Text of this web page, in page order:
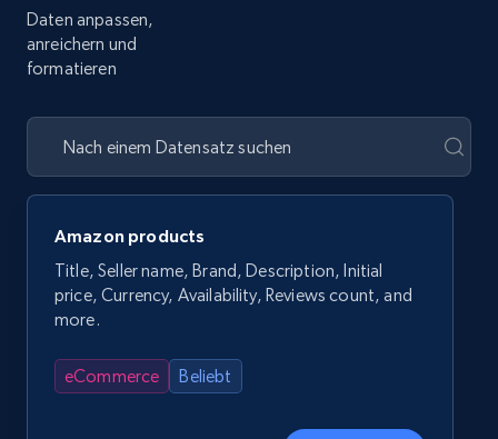
Daten anpassen,
anreichern und
formatieren
Amazon products
Title, Seller name, Brand, Description, Initial
price, Currency, Availability, Reviews count, and
more.
eCommerce Beliebt